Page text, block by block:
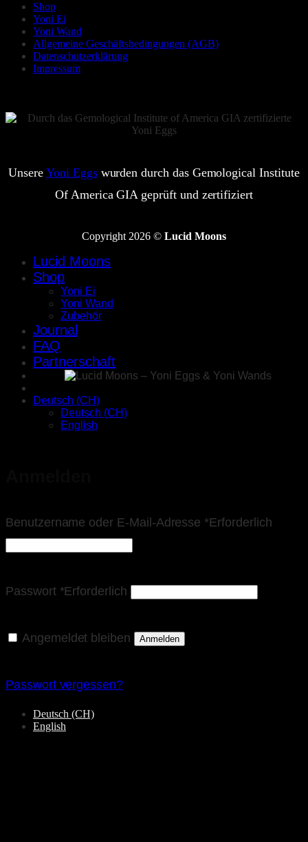
Shop
Yoni Ei
Yoni Wand
Allgemeine Geschäftsbedingungen (AGB)
Datenschutzerklärung
Impressum
UnsereYoni Eggswurden durch das Gemological Institute
Of America GIA geprüft und zertifiziert
Copyright 2026 © Lucid Moons
Lucid Moons
Shop
Yoni Ei
Yoni Wand
Zubehör
Journal
FAQ
Partnerschaft
Deutsch (CH)
Deutsch (CH)
English
Benutzername oder E-Mail-Adresse*Erforderlich
Passwort *Erforderlich
Angemeldet bleiben Anmelden
Passwort vergessen?
Deutsch (CH)
English